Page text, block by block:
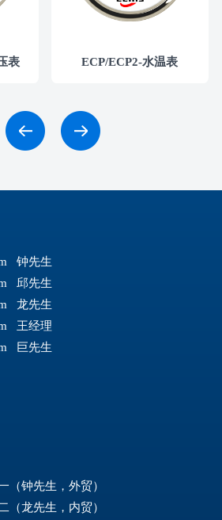
表 ECP/ECP2-水温表
钟先生
邱先生
龙先生
王经理
巨先生
（钟先生，外贸）
（龙先生，内贸）